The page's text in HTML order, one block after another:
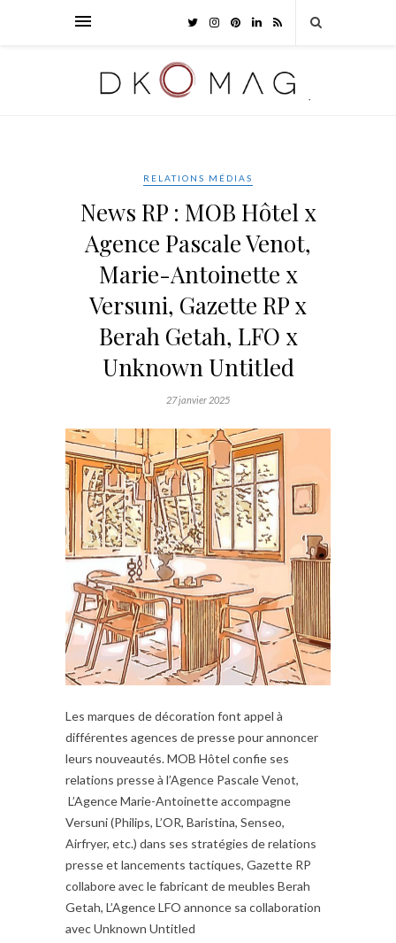
RELATIONS MÉDIAS
News RP : MOB Hôtel x
Agence Pascale Venot,
Marie-Antoinette x
Versuni, Gazette RP x
Berah Getah, LFO x
Unknown Untitled
27 janvier 2025
Les marques de décoration font appel à
différentes agences de presse pour annoncer
leurs nouveautés. MOB Hôtel confie ses
relations presse à l’Agence Pascale Venot,
L’Agence Marie-Antoinette accompagne
Versuni (Philips, L’OR, Baristina, Senseo,
Airfryer, etc.) dans ses stratégies de relations
presse et lancements tactiques, Gazette RP
collabore avec le fabricant de meubles Berah
Getah, L’Agence LFO annonce sa collaboration
avec Unknown Untitled